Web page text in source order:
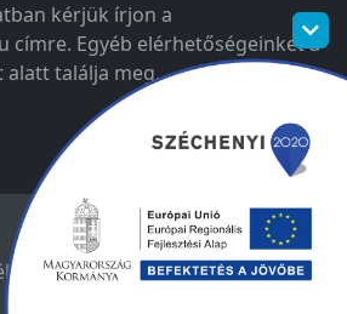
kérjük írjon a
címre. Egyéb elérhetőségeinket a
találja meg.